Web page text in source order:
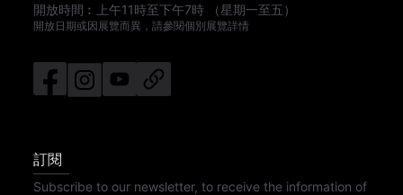
開放時間︰
上午11時至下午7時 （星期一至五）
開放日期或因展覽而異，請參閱個別展覽詳情
訂閱
Subscribe to our newsletter, to receive the information of